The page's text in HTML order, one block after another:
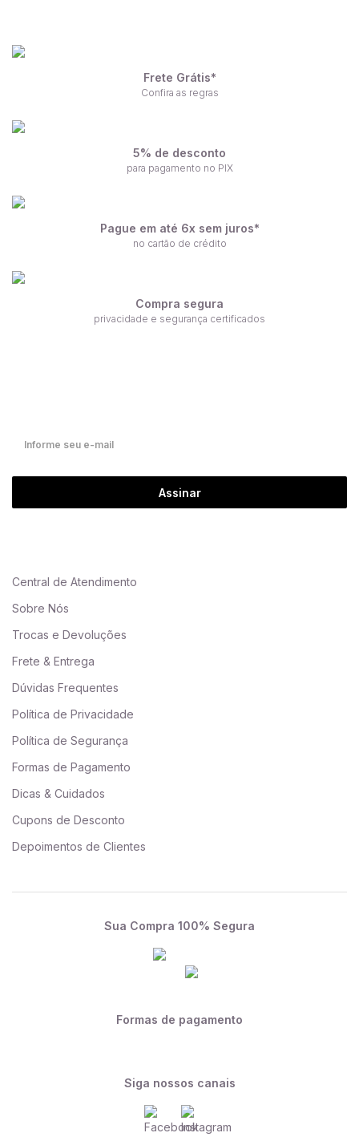
Frete Grátis*
Confira as regras
5% de desconto
para pagamento no PIX
Pague em até 6x sem juros*
no cartão de crédito
Compra segura
privacidade e segurança certificados
Assinar
Central de Atendimento
Sobre Nós
Trocas e Devoluções
Frete & Entrega
Dúvidas Frequentes
Política de Privacidade
Política de Segurança
Formas de Pagamento
Dicas & Cuidados
Cupons de Desconto
Depoimentos de Clientes
Sua Compra 100% Segura
Formas de pagamento
Siga nossos canais